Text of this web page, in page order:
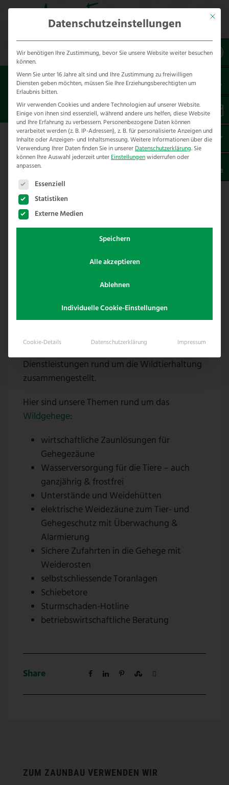
Sie sind hier:Lösung für Wisent und Bison
LÖSUNGEN FÜR WISENTHALTUNG
Lösungen für die Bison & Wisenthaltung
FürBison & Wisenthalterhaben wir eine
Dienstleistungen rund um die Wildtierhaltung
zusammengestellt.
Hier sind unsere Themen rund um das
Wildgehege:
wirtschaftliche Zaunlösungen für
Gehegezäune
Wasserversorgung für die Tiere – auch
ganzjährig & frostfrei
Unterstände und Weidehütten
elektrische Weidezäune zum Tier- und
Gehegeschutz mit Überwachung &
Alarmierung
Sichere Zufahrten in die Gehege mit
Weiderosten
selbstschliessende Toranlagen
Schiebetore
Sturmschaden-Hotline
betriebswirtschaftliche Beratung
Share
ZUM ZAUNBAU VERWENDEN WIR
Mit
Datenschutzeinstellungen
Wir benötigen Ihre Zustimmung, bevor Sie unsere Website weiter besuchen
können.
Wenn Sie unter 16 Jahre alt sind und Ihre Zustimmung zu freiwilligen
Diensten geben möchten, müssen Sie Ihre Erziehungsberechtigten um
Erlaubnis bitten.
Wir verwenden Cookies und andere Technologien auf unserer Website.
Einige von ihnen sind essenziell, während andere uns helfen, diese Website
und Ihre Erfahrung zu verbessern. Personenbezogene Daten können
verarbeitet werden (z. B. IP-Adressen), z. B. für personalisierte Anzeigen und
Inhalte oder Anzeigen- und Inhaltsmessung.Weitere Informationen über die
Verwendung Ihrer Daten finden Sie in unsererDatenschutzerklärung. Sie
können Ihre Auswahl jederzeit unterEinstellungenwiderrufen oder
anpassen.
Es folgt eine Liste der Service-Gruppen, für die eine
Essenziell
Statistiken
Externe Medien
Speichern
Alle akzeptieren
Ablehnen
Individuelle Cookie-Einstellungen
Cookie-Details Datenschutzerklärung Impressum